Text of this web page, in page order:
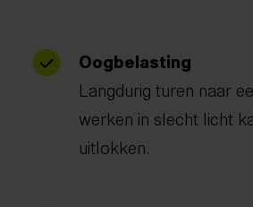
Oogbelasting
Langdurig turen naar
werken in slecht licht
uitlokken.